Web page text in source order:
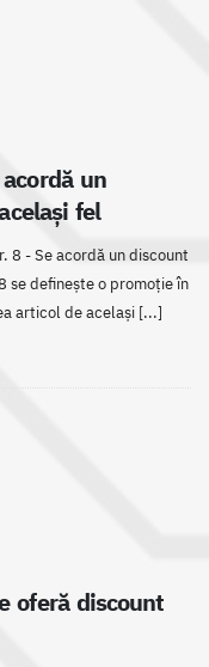
un
fel
8 - Se acordă un discount
se definește o promoție în
articol de același [...]
oferă discount